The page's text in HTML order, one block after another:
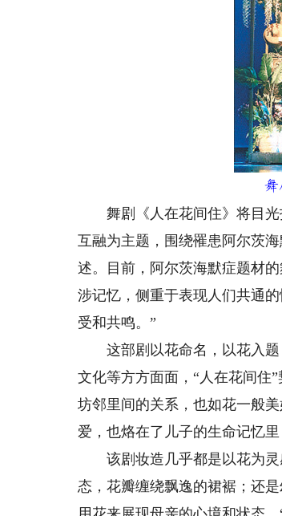
舞剧
舞剧《人在花间住》将目光
互融为主题，围绕罹患阿尔茨
述。目前，阿尔茨海默症题材
涉记忆，侧重于表现人们共通
受和共鸣。”
这部剧以花命名，以花入题
文化等方方面面，“人在花间住
坊邻里间的关系，也如花一般
爱，也烙在了儿子的生命记忆里
该剧妆造几乎都是以花为灵
态，花瓣缠绕飘逸的裙裾；还